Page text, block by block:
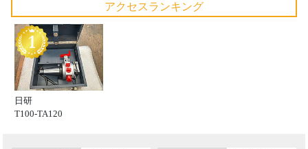
アクセスランキング
日研
T100-TA120